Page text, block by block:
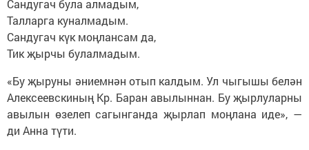
Сандугач була алмадым,
Талларга куналмадым.
Сандугач күк моңлансам да,
Тик җырчы булалмадым.
«Бу җыруны әниемнән отып калдым. Ул чыгышы белән
Алексеевскиның Кр. Баран авылыннан. Бу җырлуларны
авылын өзелеп сагынганда җырлап моңлана иде», —
ди Анна түти.